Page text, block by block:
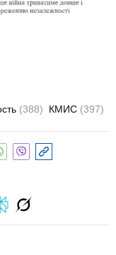
(388) КМИС (397)